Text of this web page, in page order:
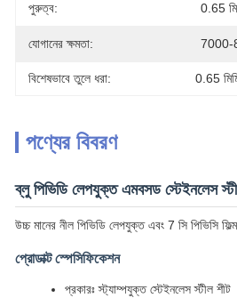
পুরুত্ব: 0.65
যোগানের ক্ষমতা: 7000-
বিশেষভাবে তুলে ধরা: 0.65
পণ্যের বিবরণ
ব্লু পিভিডি লেপযুক্ত এমবসড স্টেইনলেস
উচ্চ মানের নীল পিভিডি লেপযুক্ত এবং 7 সি পিভিসি
প্রোডাক্ট স্পেসিফিকেশন
প্রকারঃ স্ট্যাম্পযুক্ত স্টেইনলেস স্টীল শীট